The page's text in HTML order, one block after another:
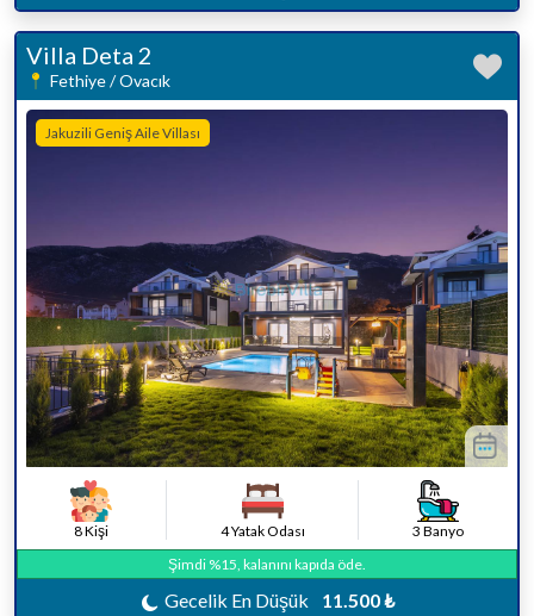
Villa Deta 2
Fethiye / Ovacık
Jakuzili Geniş Aile Villası
8 Kişi 4 Yatak Odası
3 Banyo
Şimdi %15, kalanını kapıda öde.
Gecelik En Düşük 11.500 ₺